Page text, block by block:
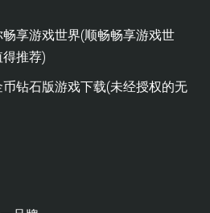
享游戏世界(顺畅畅享游戏世
推荐)
钻石版游戏下载(未经授权的无